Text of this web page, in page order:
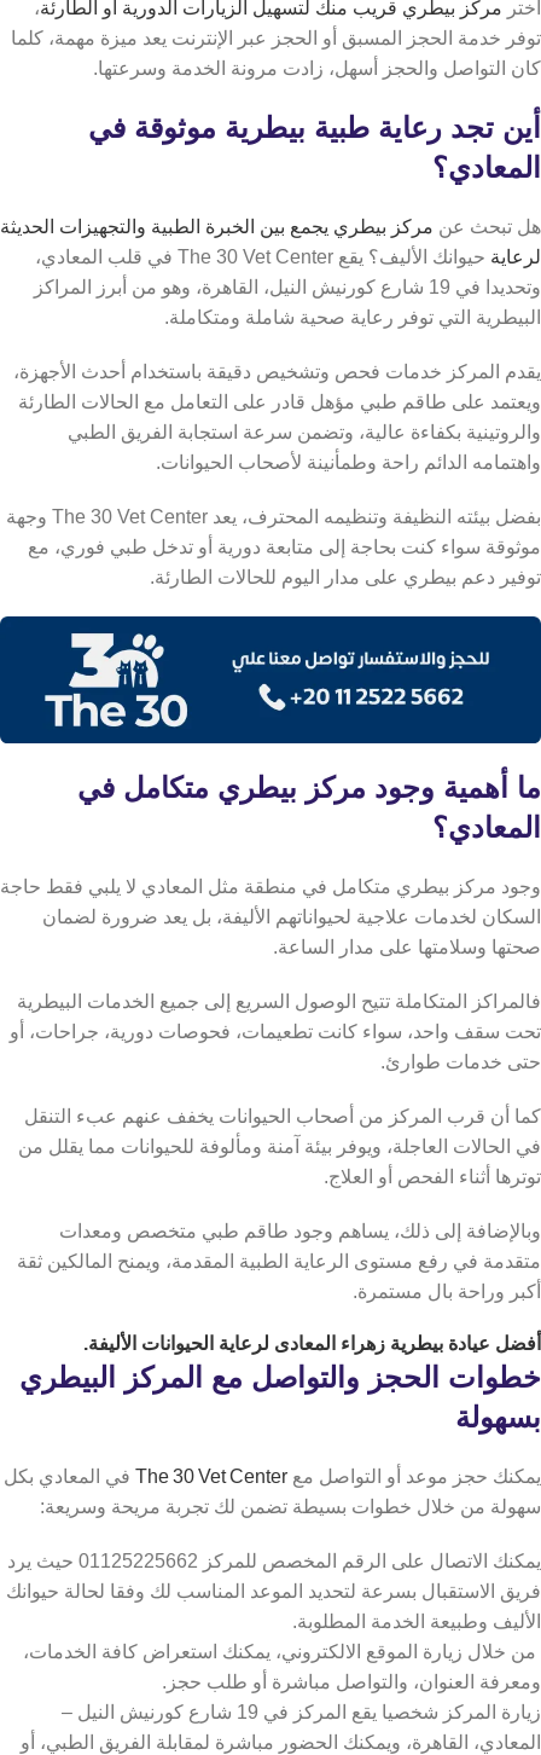
اختر مركز بيطري قريب منك لتسهيل الزيارات الدورية أو الطارئة،
توفر خدمة الحجز المسبق أو الحجز عبر الإنترنت يعد ميزة مهمة، كلما
كان التواصل والحجز أسهل، زادت مرونة الخدمة وسرعتها.
أين تجد رعاية طبية بيطرية موثوقة في
المعادي؟
هل تبحث عن مركز بيطري يجمع بين الخبرة الطبية والتجهيزات الحديثة
لرعاية
حيوانك الأليف؟ يقع The 30 Vet Center في قلب المعادي،
وتحديدا في 19 شارع كورنيش النيل، القاهرة، وهو من أبرز المراكز
البيطرية التي توفر رعاية صحية شاملة ومتكاملة.
يقدم المركز خدمات فحص وتشخيص دقيقة باستخدام أحدث الأجهزة،
ويعتمد على طاقم طبي مؤهل قادر على التعامل مع الحالات الطارئة
والروتينية بكفاءة عالية، وتضمن سرعة استجابة الفريق الطبي
واهتمامه الدائم راحة وطمأنينة لأصحاب الحيوانات.
بفضل بيئته النظيفة وتنظيمه المحترف، يعد The 30 Vet Center وجهة
موثوقة سواء كنت بحاجة إلى متابعة دورية أو تدخل طبي فوري، مع
توفير دعم بيطري على مدار اليوم للحالات الطارئة.
ما أهمية وجود مركز بيطري متكامل في
المعادي؟
وجود مركز بيطري متكامل في منطقة مثل المعادي لا يلبي فقط حاجة
السكان لخدمات علاجية لحيواناتهم الأليفة، بل يعد ضرورة لضمان
صحتها وسلامتها على مدار الساعة.
فالمراكز المتكاملة تتيح الوصول السريع إلى جميع الخدمات البيطرية
تحت سقف واحد، سواء كانت تطعيمات، فحوصات دورية، جراحات، أو
حتى خدمات طوارئ.
كما أن قرب المركز من أصحاب الحيوانات يخفف عنهم عبء التنقل
في الحالات العاجلة، ويوفر بيئة آمنة ومألوفة للحيوانات مما يقلل من
توترها أثناء الفحص أو العلاج.
وبالإضافة إلى ذلك، يساهم وجود طاقم طبي متخصص ومعدات
متقدمة في رفع مستوى الرعاية الطبية المقدمة، ويمنح المالكين ثقة
أكبر وراحة بال مستمرة.
أفضل عيادة بيطرية زهراء المعادى لرعاية الحيوانات الأليفة.
خطوات الحجز والتواصل مع المركز البيطري
بسهولة
يمكنك حجز موعد أو التواصل مع
في المعادي بكل
سهولة من خلال خطوات بسيطة تضمن لك تجربة مريحة وسريعة:
يمكنك الاتصال على الرقم المخصص للمركز 01125225662 حيث يرد
فريق الاستقبال بسرعة لتحديد الموعد المناسب لك وفقا لحالة حيوانك
الأليف وطبيعة الخدمة المطلوبة.
من خلال زيارة الموقع الالكتروني، يمكنك استعراض كافة الخدمات،
ومعرفة العنوان، والتواصل مباشرة أو طلب حجز.
زيارة المركز شخصيا يقع المركز في 19 شارع كورنيش النيل –
المعادي، القاهرة، ويمكنك الحضور مباشرة لمقابلة الفريق الطبي، أو